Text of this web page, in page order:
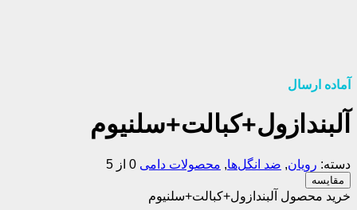
آماده ارسال
آلبندازول+کبالت+سلنیوم
دسته: رویان, ضد انگل‌ها, محصولات دامی 0 از 5
مقایسه
خرید محصول آلبندازول+کبالت+سلنیوم